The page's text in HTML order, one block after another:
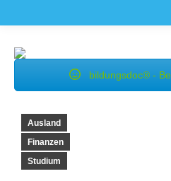
bildungsdoc® -
Ausland
Finanzen
Studium